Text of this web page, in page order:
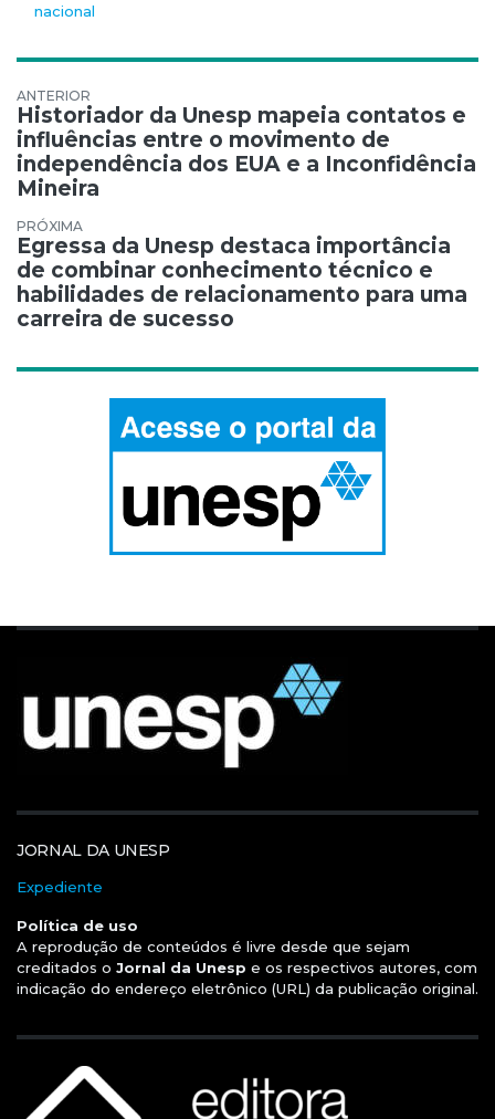
nacional
Navegação de Post
Historiador da Unesp mapeia contatos e
influências entre o movimento de
independência dos EUA e a Inconfidência
Mineira
Egressa da Unesp destaca importância
de combinar conhecimento técnico e
habilidades de relacionamento para uma
carreira de sucesso
JORNAL DA UNESP
Expediente
Política de uso
A reprodução de conteúdos é livre desde que sejam
creditados o Jornal da Unesp e os respectivos autores, com
indicação do endereço eletrônico (URL) da publicação original.